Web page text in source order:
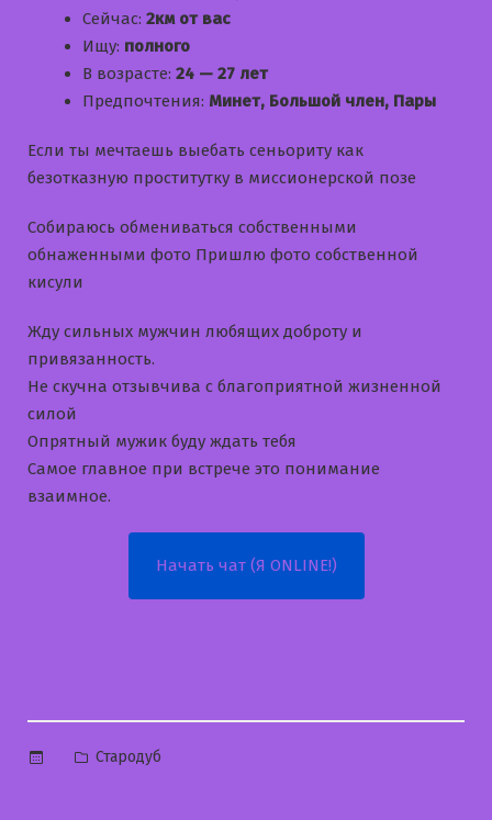
Сейчас: 2км от вас
Ищу: полного
В возрасте: 24 — 27 лет
Предпочтения: Минет, Большой член, Пары
Если ты мечтаешь выебать сеньориту как
безотказную проститутку в миссионерской позе
Собираюсь обмениваться собственными
обнаженными фото Пришлю фото собственной
кисули
Жду сильных мужчин любящих доброту и
привязанность.
Не скучна отзывчива с благоприятной жизненной
силой
Опрятный мужик буду ждать тебя
Самое главное при встрече это понимание
взаимное.
Начать чат (Я ONLINE!)
Опубликовано
Стародуб